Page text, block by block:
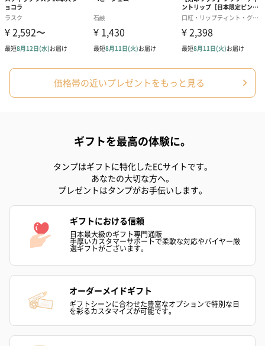
フラワーテディベア
テディベア（バニラ）
テディベア（
紅茶・コーヒー・スイーツ
紅茶・コーヒー・スイーツを同梱してお届けいたします。ギフト
アールグレイ（HAPPY
（660円）
アールグレイティー
価格帯の近いプレゼントをもっと見る
ギフトを最高の体験に。
タンプはギフトに特化したECサイトです。
あなたの大切な方へ。
プレゼントはタンプがお手伝いします。
ギフトにおける信頼
日本最大級のギフト専門通販
手厚いカスタマーサポートで柔軟な対応やバイヤー厳
選ギフトがございます。
オーダーメイドギフト
ギフトシーンに合わせた豊富なオプションで特別な日
を彩るカスタマイズが可能です。